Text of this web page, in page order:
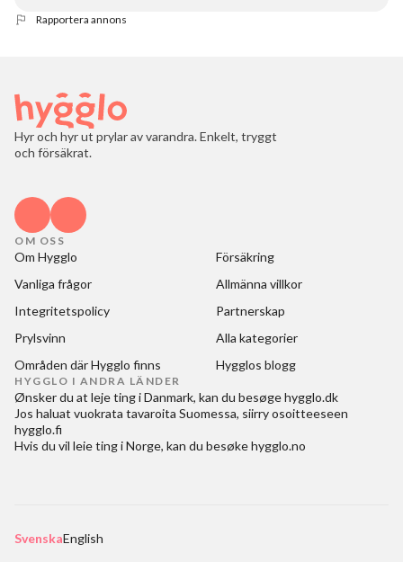
Rapportera annons
Hyr och hyr ut prylar av varandra. Enkelt, tryggt
och försäkrat.
OM OSS
Om Hygglo
Försäkring
Vanliga frågor
Allmänna villkor
Integritetspolicy
Partnerskap
Prylsvinn
Alla kategorier
Områden där Hygglo finns
Hygglos blogg
HYGGLO I ANDRA LÄNDER
Ønsker du at leje ting i Danmark, kan du besøgehygglo.dk
Jos haluat vuokrata tavaroita Suomessa, siirry osoitteeseen
hygglo.fi
Hvis du vil leie ting i Norge, kan du besøkehygglo.no
SvenskaEnglish